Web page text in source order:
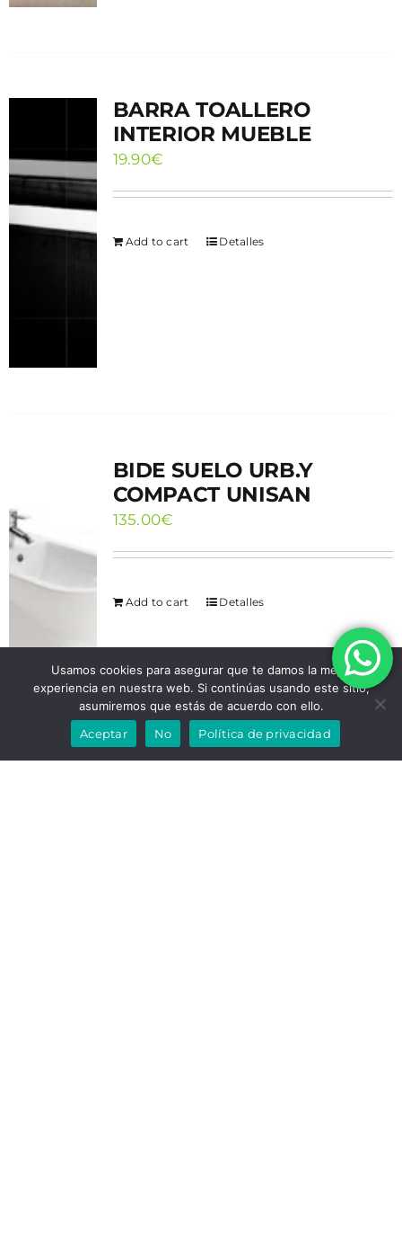
BARRA TOALLERO
INTERIOR MUEBLE
19.90€
Add to cart Detalles
BIDE SUELO URB.Y
COMPACT UNISAN
135.00€
Add to cart Detalles
Usamos cookies para asegurar que te damos la mejor
experiencia en nuestra web. Si continúas usando este sitio,
asumiremos que estás de acuerdo con ello.
Aceptar
No Política de privacidad